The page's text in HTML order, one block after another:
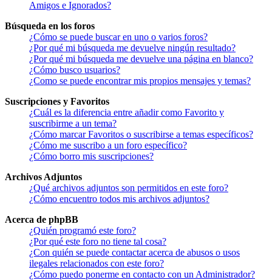
Amigos e Ignorados?
Búsqueda en los foros
¿Cómo se puede buscar en uno o varios foros?
¿Por qué mi búsqueda me devuelve ningún resultado?
¿Por qué mi búsqueda me devuelve una página en blanco?
¿Cómo busco usuarios?
¿Como se puede encontrar mis propios mensajes y temas?
Suscripciones y Favoritos
¿Cuál es la diferencia entre añadir como Favorito y
suscribirme a un tema?
¿Cómo marcar Favoritos o suscribirse a temas específicos?
¿Cómo me suscribo a un foro específico?
¿Cómo borro mis suscripciones?
Archivos Adjuntos
¿Qué archivos adjuntos son permitidos en este foro?
¿Cómo encuentro todos mis archivos adjuntos?
Acerca de phpBB
¿Quién programó este foro?
¿Por qué este foro no tiene tal cosa?
¿Con quién se puede contactar acerca de abusos o usos
ilegales relacionados con este foro?
¿Cómo puedo ponerme en contacto con un Administrador?